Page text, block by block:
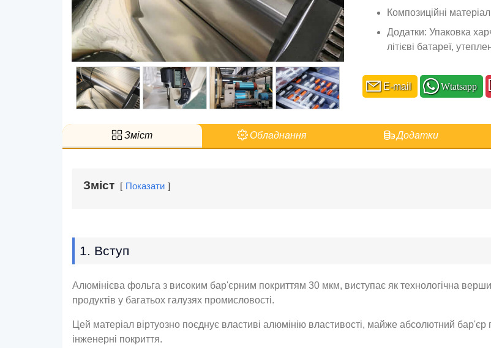
Композиційні
Додатки: Упаковка
літієві батареї,
E-mail Wtatsapp
Зміст Обладнання Додатки
Зміст Показати
1. Вступ
Алюмінієва фольга з високим бар'єрним покриттям 30 мкм, виступає як технологічна
продуктів у багатьох галузях промисловості.
Цей матеріал віртуозно поєднує властиві алюмінію властивості, майже абсолютний бар'єр
інженерні покриття.